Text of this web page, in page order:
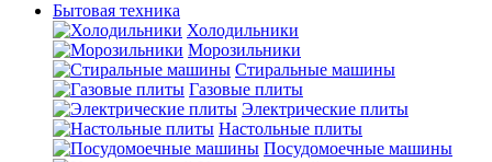
Бытовая техника
Холодильники
Морозильники
Стиральные машины
Газовые плиты
Электрические плиты
Настольные плиты
Посудомоечные машины